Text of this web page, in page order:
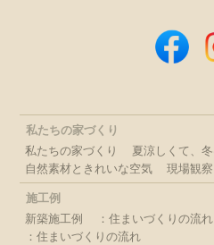
私たちの家づくり
私たちの家づくり
夏涼しくて、
自然素材ときれいな空気
現場観
施工例
新築施工例
：住まいづくりの流れ
：住まいづくりの流れ